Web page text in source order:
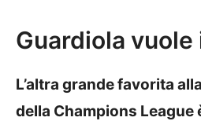
Guardiola vuole
L’altra grande favorita
della Champions League